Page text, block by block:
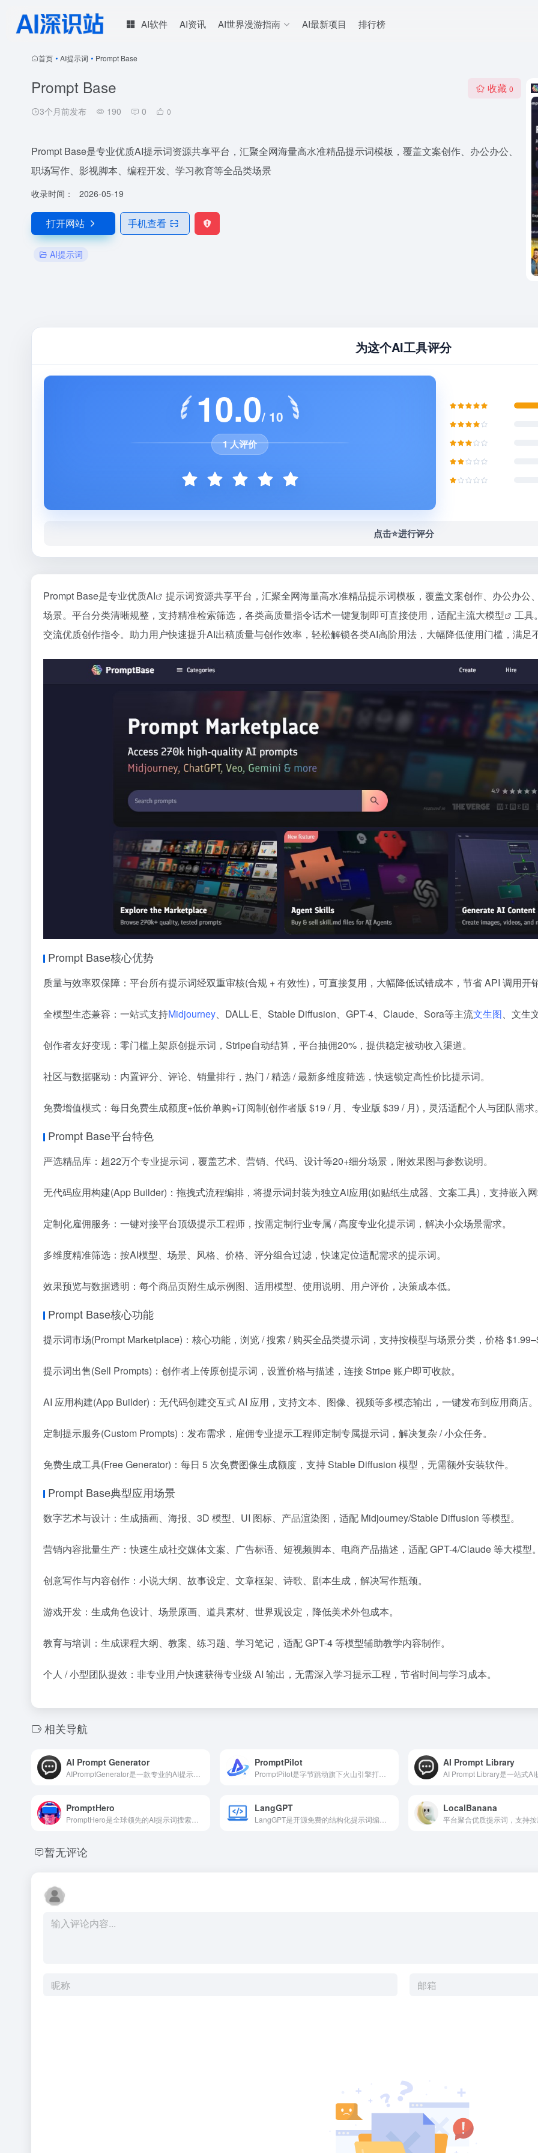
AI软件 AI资讯 AI世界漫游指南 AI最新项目 排行榜
首页 • AI提示词 • Prompt Base
Prompt Base
3个月前发布 190 0 0
收藏 0
Prompt Base是专业优质AI提示词资源共享平台，汇聚全网海量高水准精品提示词模板，覆盖文案创作、办公办公、
职场写作、影视脚本、编程开发、学习教育等全品类场景
收录时间： 2026-05-19
打开网站 手机查看
AI提示词
为这个AI工具评分
10.0/ 10
1 人评价
点击⭐️进行评分
Prompt Base是专业优质AI
提示词资源共享平台，汇聚全网海量高水准精品提示词模板，覆盖文案创作、办公办
场景。平台分类清晰规整，支持精准检索筛选，各类高质量指令话术一键复制即可直接使用，适配主流大模型
工具
交流优质创作指令。助力用户快速提升AI出稿质量与创作效率，轻松解锁各类AI高阶用法，大幅降低使用门槛，满足
Prompt Base核心优势
质量与效率双保障：平台所有提示词经双重审核(合规 + 有效性)，可直接复用，大幅降低试错成本，节省 API 调用开
全模型生态兼容：一站式支持Midjourney、DALL·E、Stable Diffusion、GPT-4、Claude、Sora等主流文生图、文生
创作者友好变现：零门槛上架原创提示词，Stripe自动结算，平台抽佣20%，提供稳定被动收入渠道。
社区与数据驱动：内置评分、评论、销量排行，热门 / 精选 / 最新多维度筛选，快速锁定高性价比提示词。
免费增值模式：每日免费生成额度+低价单购+订阅制(创作者版 $19 / 月、专业版 $39 / 月)，灵活适配个人与团队需求
Prompt Base平台特色
严选精品库：超22万个专业提示词，覆盖艺术、营销、代码、设计等20+细分场景，附效果图与参数说明。
无代码应用构建(App Builder)：拖拽式流程编排，将提示词封装为独立AI应用(如贴纸生成器、文案工具)，支持嵌入
定制化雇佣服务：一键对接平台顶级提示工程师，按需定制行业专属 / 高度专业化提示词，解决小众场景需求。
多维度精准筛选：按AI模型、场景、风格、价格、评分组合过滤，快速定位适配需求的提示词。
效果预览与数据透明：每个商品页附生成示例图、适用模型、使用说明、用户评价，决策成本低。
Prompt Base核心功能
提示词市场(Prompt Marketplace)：核心功能，浏览 / 搜索 / 购买全品类提示词，支持按模型与场景分类，价格
提示词出售(Sell Prompts)：创作者上传原创提示词，设置价格与描述，连接 Stripe 账户即可收款。
AI 应用构建(App Builder)：无代码创建交互式 AI 应用，支持文本、图像、视频等多模态输出，一键发布到应用商店。
定制提示服务(Custom Prompts)：发布需求，雇佣专业提示工程师定制专属提示词，解决复杂 / 小众任务。
免费生成工具(Free Generator)：每日 5 次免费图像生成额度，支持 Stable Diffusion 模型，无需额外安装软件。
Prompt Base典型应用场景
数字艺术与设计：生成插画、海报、3D 模型、UI 图标、产品渲染图，适配 Midjourney/Stable Diffusion 等模型。
营销内容批量生产：快速生成社交媒体文案、广告标语、短视频脚本、电商产品描述，适配 GPT-4/Claude 等大模型
创意写作与内容创作：小说大纲、故事设定、文章框架、诗歌、剧本生成，解决写作瓶颈。
游戏开发：生成角色设计、场景原画、道具素材、世界观设定，降低美术外包成本。
教育与培训：生成课程大纲、教案、练习题、学习笔记，适配 GPT-4 等模型辅助教学内容制作。
个人 / 小型团队提效：非专业用户快速获得专业级 AI 输出，无需深入学习提示工程，节省时间与学习成本。
相关导航
AI Prompt Generator PromptPilot AI Prompt Library
PromptHero LangGPT LocalBanana
暂无评论